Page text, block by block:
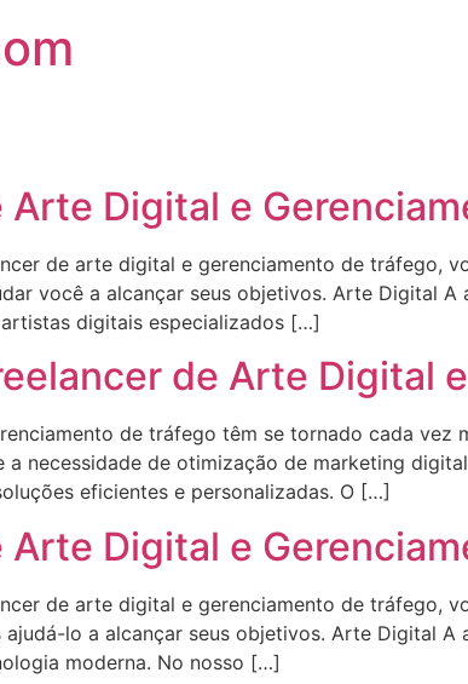
Digital e
de arte digital e gerenciamento de tráfego,
você a alcançar seus objetivos. Arte Digital
digitais especializados […]
de Arte Digital
de tráfego têm se tornado cada vez
necessidade de otimização de marketing
eficientes e personalizadas. O […]
Digital e
de arte digital e gerenciamento de tráfego,
lo a alcançar seus objetivos. Arte Digital
moderna. No nosso […]